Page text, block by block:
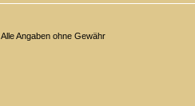
Alle Angaben ohne Gewähr